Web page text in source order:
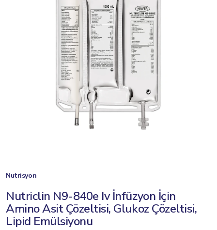
Nutrisyon
Nutriclin N9-840e Iv İnfüzyon İçin
Amino Asit Çözeltisi, Glukoz Çözeltisi,
Lipid Emülsiyonu